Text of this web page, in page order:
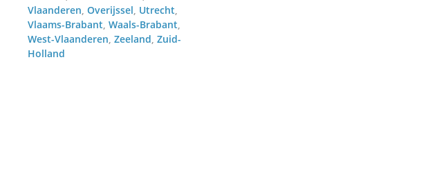
Vlaanderen Overijssel Utrecht
Vlaams-Brabant Waals-Brabant
West-Vlaanderen Zeeland Zuid-
Holland